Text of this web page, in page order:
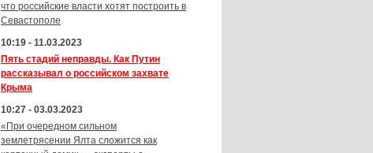
что российские власти хотят построить в
Севастополе
10:19 - 11.03.2023
Пять стадий неправды. Как Путин
рассказывал о российском захвате
Крыма
10:27 - 03.03.2023
«При очередном сильном
землетрясении Ялта сложится как